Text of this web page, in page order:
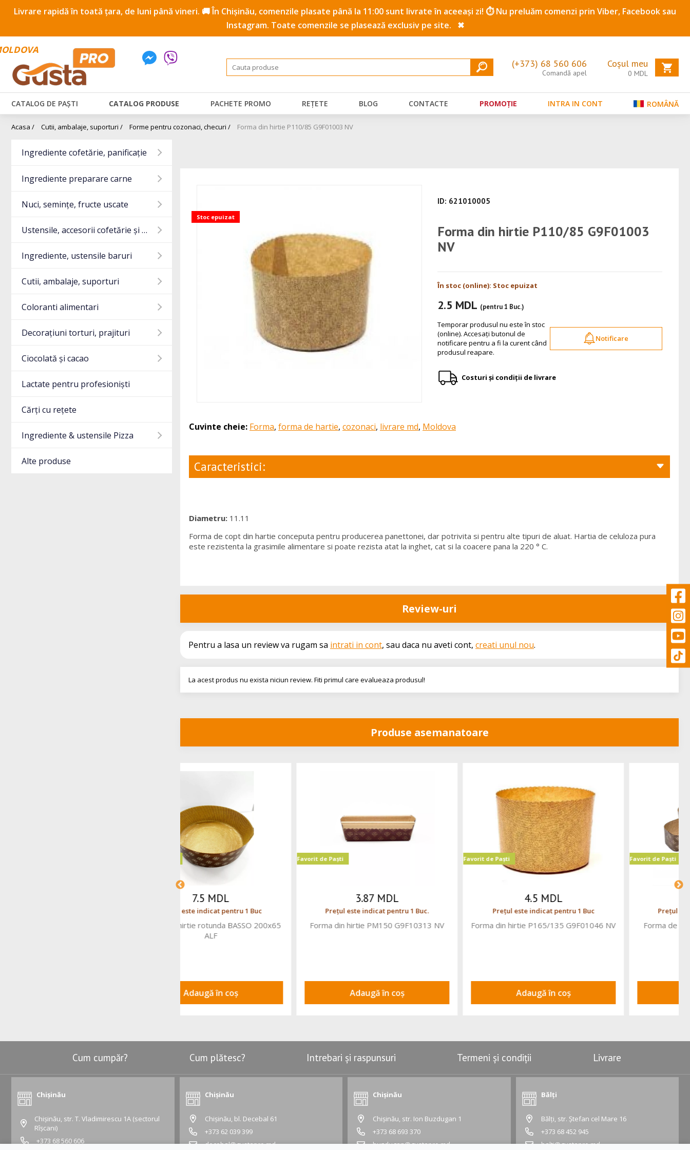
Livrare rapidă în toată țara, de luni până vineri. 🚚 În Chișinău, comenzile plasate până la 11:00 sunt livrate în aceeași zi! ⏱️ Nu preluăm comenzi prin Viber, Facebook sau
Instagram. Toate comenzile se plasează exclusiv pe site.
✖
Coșul meu
0 MDL
(+373) 68 560 606
Comandă apel
CATALOG DE PAȘTI CATALOG PRODUSE PACHETE PROMO REȚETE BLOG CONTACTE PROMOȚIE INTRA IN CONT ROMÂNĂ
Acasa / Cutii, ambalaje, suporturi / Forme pentru cozonaci, checuri / Forma din hirtie P110/85 G9F01003 NV
Ingrediente cofetărie, panificație
Ingrediente preparare carne
Nuci, semințe, fructe uscate
Ustensile, accesorii cofetărie și gatit
Ingrediente, ustensile baruri
Cutii, ambalaje, suporturi
Coloranti alimentari
Decorațiuni torturi, prajituri
Ciocolată și cacao
Lactate pentru profesioniști
Cărți cu rețete
Ingrediente & ustensile Pizza
Alte produse
Stoc epuizat
ID: 621010005
Forma din hirtie P110/85 G9F01003
NV
În stoc (online): Stoc epuizat
2.5 MDL (pentru 1 Buc.)
Temporar produsul nu este în stoc
(online). Accesați butonul de
notificare pentru a fi la curent când
produsul reapare.
Notificare
Costuri și condiții de livrare
Cuvinte cheie: Forma, forma de hartie, cozonaci, livrare md, Moldova
Caracteristici:
Diametru: 11.11
Forma de copt din hartie conceputa pentru producerea panettonei, dar potrivita si pentru alte tipuri de aluat. Hartia de celuloza pura
este rezistenta la grasimile alimentare si poate rezista atat la inghet, cat si la coacere pana la 220 ° C.
Review-uri
Pentru a lasa un review va rugam sa intrati in cont, sau daca nu aveti cont, creati unul nou.
La acest produs nu exista niciun review. Fiti primul care evalueaza produsul!
Produse asemanatoare
Favorit de Paști
Prețul este indicat pentru 1 Buc.
Forma din hirtie PM150 G9F10313 NV
Adaugă în coș
Prețul este indicat pentru 1 Buc
Forma din hirtie P165/135 G9F01046 NV
Adaugă în coș
Favorit de Paști
Prețul este indicat pentru 1 Buc.
Forma de hirtie GR750 G9F02087 NV
Adaugă în coș
Cum cumpăr? Cum plătesc? Intrebari și raspunsuri Termeni și condiții Livrare
Chișinău
Chișinău, str. T. Vladimirescu 1A (sectorul
Rîșcani)
+373 68 560 606
Chișinău
Chișinău, bl. Decebal 61
+373 62 039 399
decebal@gustapro.md
Chișinău
Chișinău, str. Ion Buzdugan 1
+373 68 693 370
buzdugan@gustapro.md
Bălți
Bălți, str. Ștefan cel Mare 16
+373 68 452 945
balti@gustapro.md